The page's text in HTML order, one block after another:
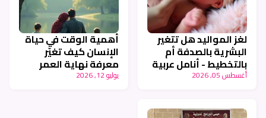
لغز المواليد هل تتغير
البشرية بالصدفة أم
بالتخطيط - أنامل عربية
أغسطس 05, 2026
أهمية الوقت في حياة
الإنسان كيف تغيّر
معرفة نهاية العمر
طريقة عيشنا - أنامل
يوليو 12, 2026